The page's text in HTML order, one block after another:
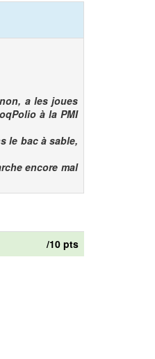
a les joues
à la PMI
le bac à sable,
encore mal
/10 pts